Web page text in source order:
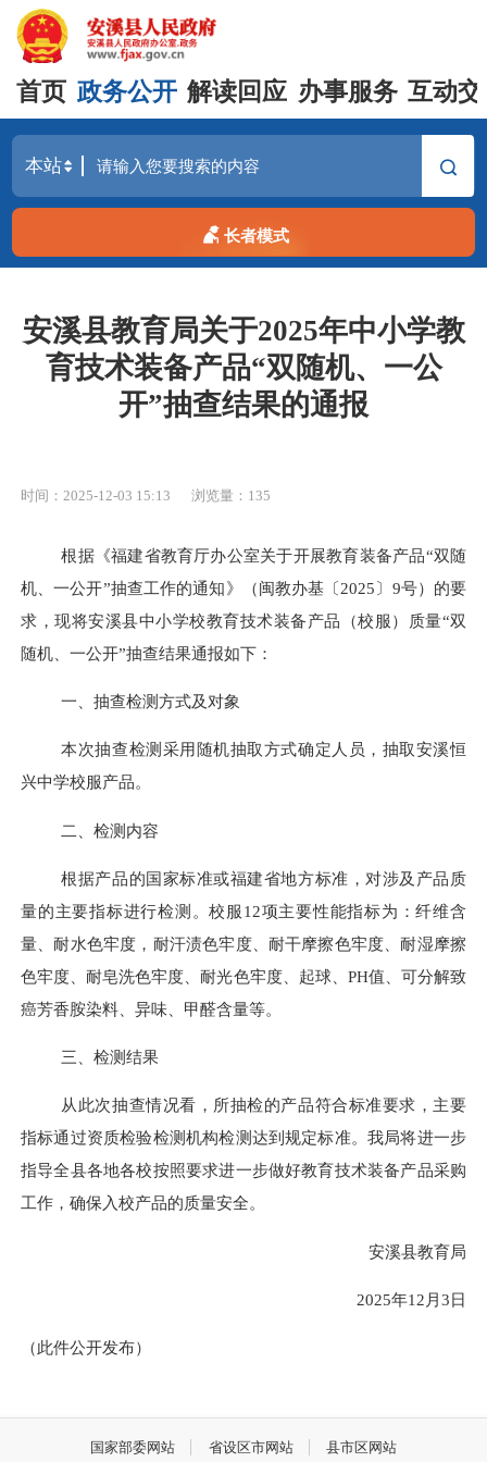
首页 政务公开 解读回应 办事服务 互动
长者模式
安溪县教育局关于2025年中小学教
育技术装备产品“双随机、一公
开”抽查结果的通报
时间：2025-12-03 15:13 浏览量： 135
根据《福建省教育厅办公室关于开展教育装备产品“双随
机、一公开”抽查工作的通知》（闽教办基〔2025〕9号）的要
求，现将安溪县中小学校教育技术装备产品（校服）质量“双
随机、一公开”抽查结果通报如下：
一、抽查检测方式及对象
本次抽查检测采用随机抽取方式确定人员，抽取安溪恒
兴中学校服产品。
二、检测内容
根据产品的国家标准或福建省地方标准，对涉及产品质
量的主要指标进行检测。校服12项主要性能指标为：纤维含
量、耐水色牢度，耐汗渍色牢度、耐干摩擦色牢度、耐湿摩擦
色牢度、耐皂洗色牢度、耐光色牢度、起球、PH值、可分解致
癌芳香胺染料、异味、甲醛含量等。
三、检测结果
从此次抽查情况看，所抽检的产品符合标准要求，主要
指标通过资质检验检测机构检测达到规定标准。我局将进一步
指导全县各地各校按照要求进一步做好教育技术装备产品采购
工作，确保入校产品的质量安全。
安溪县教育局
2025年12月3日
（此件公开发布）
国家部委网站 省设区市网站 县市区网站